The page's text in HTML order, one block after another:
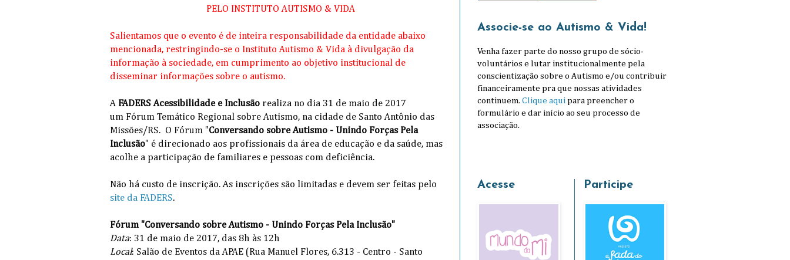
PELO INSTITUTO AUTISMO & VIDA
Salientamos que o evento é de inteira responsabilidade da entidade abaixo
mencionada, restringindo-se o Instituto Autismo & Vida à divulgação da
informação à sociedade, em cumprimento ao objetivo institucional de
disseminar informações sobre o autismo.
A FADERS Acessibilidade e Inclusão realiza no dia 31 de maio de 2017
um Fórum Temático Regional sobre Autismo, na cidade de Santo Antônio das
Missões/RS. O Fórum "Conversando sobre Autismo - Unindo Forças Pela
Inclusão" é direcionado aos profissionais da área de educação e da saúde, mas
acolhe a participação de familiares e pessoas com deficiência.
Não há custo de inscrição. As inscrições são limitadas e devem ser feitas pelo
site da FADERS.
Fórum "Conversando sobre Autismo - Unindo Forças Pela Inclusão"
Data: 31 de maio de 2017, das 8h às 12h
Local: Salão de Eventos da APAE (Rua Manuel Flores, 6.313 - Centro - Santo
Associe-se ao Autismo & Vida!
Venha fazer parte do nosso grupo de sócio-
voluntários e lutar institucionalmente pela
conscientização sobre o Autismo e/ou contribuir
financeiramente pra que nossas atividades
continuem. Clique aqui para preencher o
formulário e dar início ao seu processo de
associação.
Acesse Participe